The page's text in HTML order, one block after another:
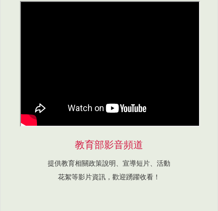
教育部影音頻道
提供教育相關政策說明、宣導短片、活動
花絮等影片資訊，歡迎踴躍收看！